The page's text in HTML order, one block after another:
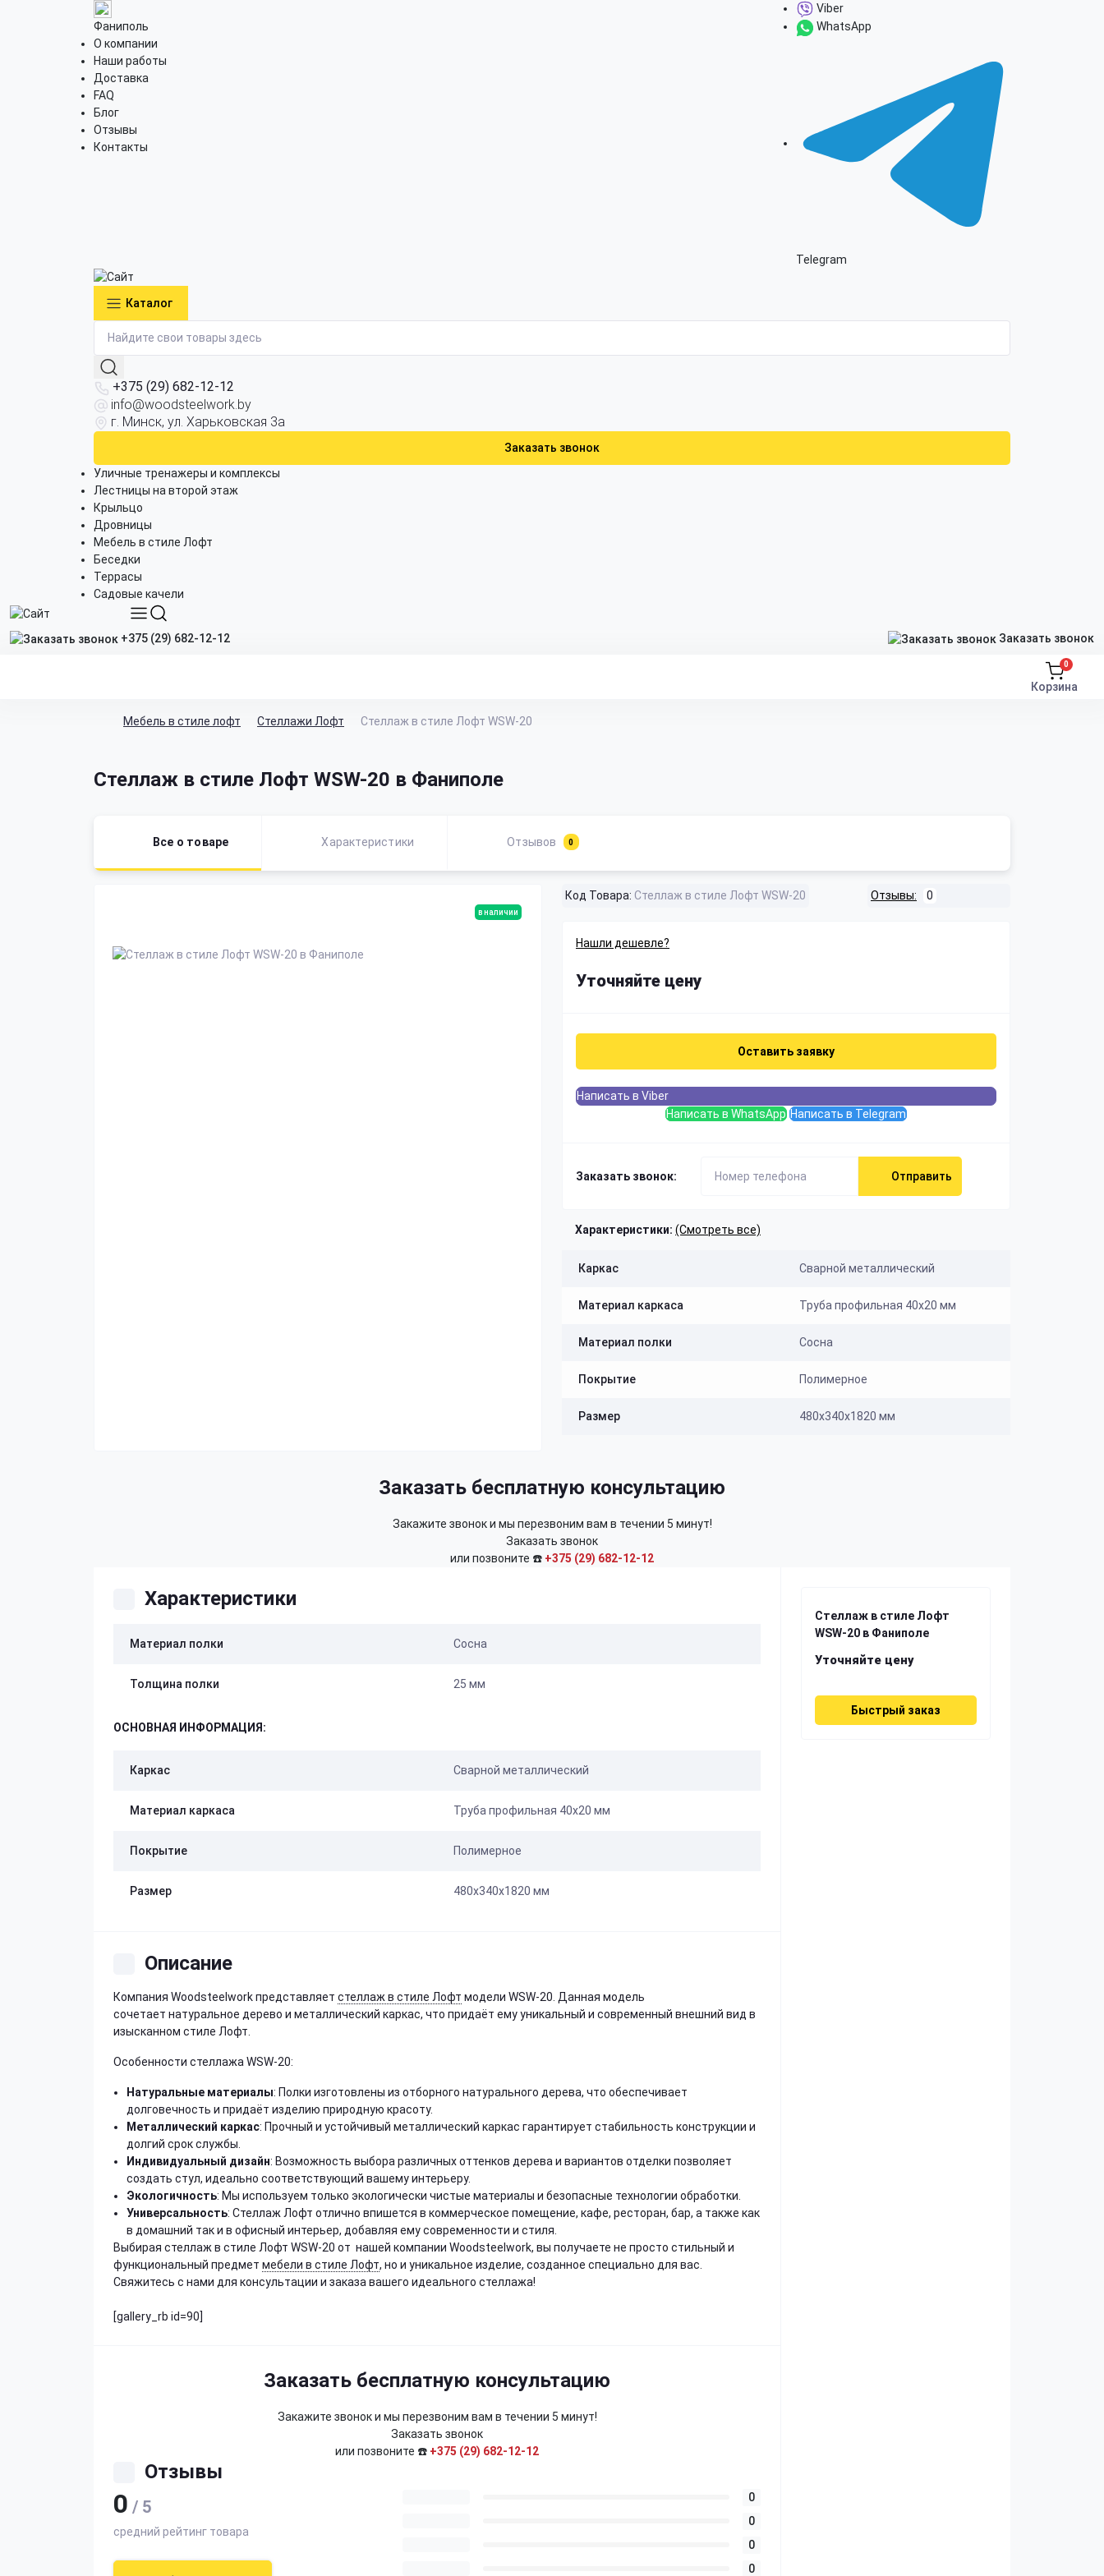
Фаниполь
О компании
Наши работы
Доставка
FAQ
Блог
Отзывы
Контакты
Viber
WhatsApp
Telegram
Каталог
+375 (29) 682-12-12
info@woodsteelwork.by
г. Минск, ул. Харьковская 3а
Заказать звонок
Уличные тренажеры и комплексы
Лестницы на второй этаж
Крыльцо
Дровницы
Мебель в стиле Лофт
Беседки
Террасы
Садовые качели
+375 (29) 682-12-12 Заказать звонок
Корзина
0
Мебель в стиле лофт Стеллажи Лофт Стеллаж в стиле Лофт WSW-20
Стеллаж в стиле Лофт WSW-20 в Фаниполе
Все о товаре Характеристики Отзывов 0
в наличии
Код Товара: Стеллаж в стиле Лофт WSW-20 Отзывы: 0
Нашли дешевле?
Уточняйте цену
Оставить заявку
Написать в Viber
Написать в WhatsApp Написать в Telegram
Заказать звонок: Отправить
Характеристики: (Смотреть все)
Каркас Сварной металлический
Материал каркаса Труба профильная 40х20 мм
Материал полки Сосна
Покрытие Полимерное
Размер 480х340х1820 мм
Заказать бесплатную консультацию
Закажите звонок и мы перезвоним вам в течении 5 минут!
Заказать звонок
или позвоните ☎️ +375 (29) 682-12-12
Характеристики
Материал полки Сосна
Толщина полки 25 мм
ОСНОВНАЯ ИНФОРМАЦИЯ:
Каркас Сварной металлический
Материал каркаса Труба профильная 40х20 мм
Покрытие Полимерное
Размер 480х340х1820 мм
Описание
Компания Woodsteelwork представляет стеллаж в стиле Лофт модели WSW-20. Данная модель
сочетает натуральное дерево и металлический каркас, что придаёт ему уникальный и современный внешний вид в
изысканном стиле Лофт.
Особенности стеллажа WSW-20:
Натуральные материалы: Полки изготовлены из отборного натурального дерева, что обеспечивает
долговечность и придаёт изделию природную красоту.
Металлический каркас: Прочный и устойчивый металлический каркас гарантирует стабильность конструкции и
долгий срок службы.
Индивидуальный дизайн: Возможность выбора различных оттенков дерева и вариантов отделки позволяет
создать стул, идеально соответствующий вашему интерьеру.
Экологичность: Мы используем только экологически чистые материалы и безопасные технологии обработки.
Универсальность: Стеллаж Лофт отлично впишется в коммерческое помещение, кафе, ресторан, бар, а также как
в домашний так и в офисный интерьер, добавляя ему современности и стиля.
Выбирая стеллаж в стиле Лофт WSW-20 от нашей компании Woodsteelwork, вы получаете не просто стильный и
функциональный предмет мебели в стиле Лофт, но и уникальное изделие, созданное специально для вас.
Свяжитесь с нами для консультации и заказа вашего идеального стеллажа!
[gallery_rb id=90]
Заказать бесплатную консультацию
Закажите звонок и мы перезвоним вам в течении 5 минут!
Заказать звонок
или позвоните ☎️ +375 (29) 682-12-12
Отзывы
0 / 5
средний рейтинг товара
0
0
0
0
Стеллаж в стиле Лофт
WSW-20 в Фаниполе
Уточняйте цену
Быстрый заказ